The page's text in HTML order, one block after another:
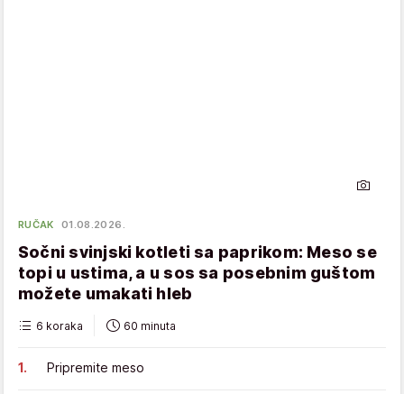
RUČAK 01.08.2026.
Sočni svinjski kotleti sa paprikom: Meso se
topi u ustima, a u sos sa posebnim guštom
možete umakati hleb
6 koraka 60 minuta
Pripremite meso